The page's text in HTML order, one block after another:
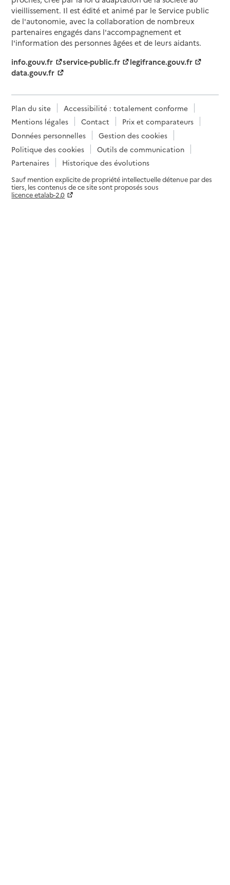
vieillissement. Il est édité et animé par le Service public
de l'autonomie, avec la collaboration de nombreux
partenaires engagés dans l'accompagnement et
l'information des personnes âgées et de leurs aidants.
info.gouv.fr
service-public.fr
legifrance.gouv.fr
data.gouv.fr
Plan du site
Accessibilité : totalement conforme
Mentions légales
Contact
Prix et comparateurs
Données personnelles
Gestion des cookies
Politique des cookies
Outils de communication
Partenaires
Historique des évolutions
Sauf mention explicite de propriété intellectuelle détenue par des
tiers, les contenus de ce site sont proposés sous
licence etalab-2.0